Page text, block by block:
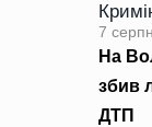
7
На
збив
ДТП